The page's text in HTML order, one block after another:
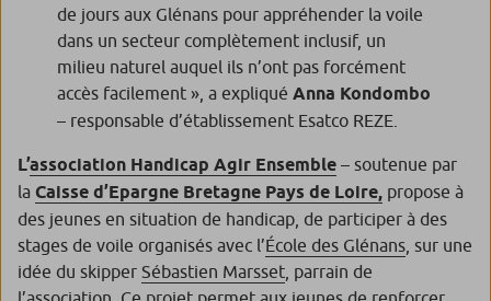
de jours aux Glénans pour appréhender la voile
dans un secteur complètement inclusif, un
milieu naturel auquel ils n’ont pas forcément
accès facilement », a expliqué Anna Kondombo
– responsable d’établissement Esatco REZE.
L’association Handicap Agir Ensemble – soutenue par
la Caisse d’Epargne Bretagne Pays de Loire, propose à
des jeunes en situation de handicap, de participer à des
stages de voile organisés avec l’École des Glénans , sur une
idée du skipper Sébastien Marsset , parrain de